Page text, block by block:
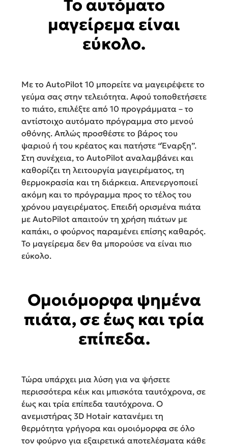
Το αυτόματο
μαγείρεμα είναι
εύκολο.
Με το AutoPilot 10 μπορείτε να μαγειρέψετε το
γεύμα σας στην τελειότητα. Αφού τοποθετήσετε
το πιάτο, επιλέξτε από 10 προγράμματα – το
αντίστοιχο αυτόματο πρόγραμμα στο μενού
οθόνης. Απλώς προσθέστε το βάρος του
ψαριού ή του κρέατος και πατήστε “Έναρξη”.
Στη συνέχεια, το AutoPilot αναλαμβάνει και
καθορίζει τη λειτουργία μαγειρέματος, τη
θερμοκρασία και τη διάρκεια. Απενεργοποιεί
ακόμη και το πρόγραμμα προς το τέλος του
χρόνου μαγειρέματος. Επειδή ορισμένα πιάτα
με AutoPilot απαιτούν τη χρήση πιάτων με
καπάκι, ο φούρνος παραμένει επίσης καθαρός.
Το μαγείρεμα δεν θα μπορούσε να είναι πιο
εύκολο.
Ομοιόμορφα ψημένα
πιάτα, σε έως και τρία
επίπεδα.
Τώρα υπάρχει μια λύση για να ψήσετε
περισσότερα κέικ και μπισκότα ταυτόχρονα, σε
έως και τρία επίπεδα ταυτόχρονα. Ο
ανεμιστήρας 3D Hotair κατανέμει τη
θερμότητα γρήγορα και ομοιόμορφα σε όλο
τον φούρνο για εξαιρετικά αποτελέσματα κάθε